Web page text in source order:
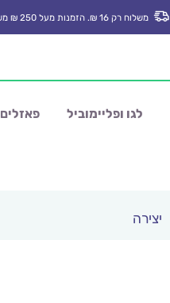
משלוח רק 16 ₪. הזמנות מעל 250 ₪ משלוח נק’ איסוף חינם
לגו ופליימוביל פאזלים
יצירה